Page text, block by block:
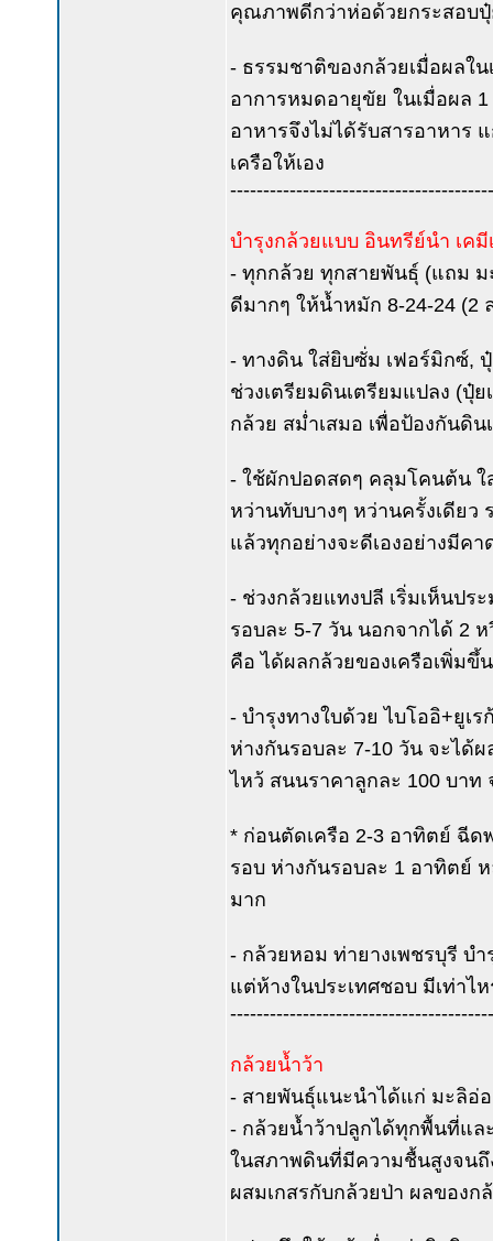
คุณภาพดีกว่าห่อด้วยกระสอบ
- ธรรมชาติของกล้วยเมื่อผลใ
อาการหมดอายุขัย ในเมื่อผล 1
อาหารจึงไม่ได้รับสารอาหาร
เครือให้เอง
บำรุงกล้วยแบบ อินทรีย์นำ เค
- ทุกกล้วย ทุกสายพันธุ์ (แถม ม
ดีมากๆ ให้น้ำหมัก 8-24-24 (2
- ทางดิน ใส่ยิบซั่ม เฟอร์มิกซ์,
ช่วงเตรียมดินเตรียมแปลง (ปุ๋
กล้วย สม่ำเสมอ เพื่อป้องกันดิ
- ใช้ผักปอดสดๆ คลุมโคนต้น
หว่านทับบางๆ หว่านครั้งเดียว
แล้วทุกอย่างจะดีเองอย่างมีคา
- ช่วงกล้วยแทงปลี เริ่มเห็นปร
รอบละ 5-7 วัน นอกจากได้ 2
คือ ได้ผลกล้วยของเครือเพิ่มขึ้
- บำรุงทางใบด้วย ไบโออิ+ยูเ
ห่างกันรอบละ 7-10 วัน จะได้
ไหว้ สนนราคาลูกละ 100 บาท
* ก่อนตัดเครือ 2-3 อาทิตย์ ฉีด
รอบ ห่างกันรอบละ 1 อาทิตย์
มาก
- กล้วยหอม ท่ายางเพชรบุรี บ
แต่ห้างในประเทศชอบ มีเท่าไ
กล้วยน้ำว้า
- สายพันธุ์แนะนำได้แก่ มะลิอ่
- กล้วยน้ำว้าปลูกได้ทุกพื้นที่แล
ในสภาพดินที่มีความชื้นสูงจนถึ
ผสมเกสรกับกล้วยป่า ผลของ